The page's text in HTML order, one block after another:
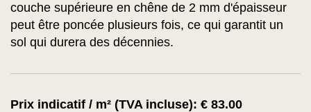
couche supérieure en chêne de 2 mm d'épaisseur
peut être poncée plusieurs fois, ce qui garantit un
sol qui durera des décennies.
Prix indicatif / m² (TVA incluse): € 83.00